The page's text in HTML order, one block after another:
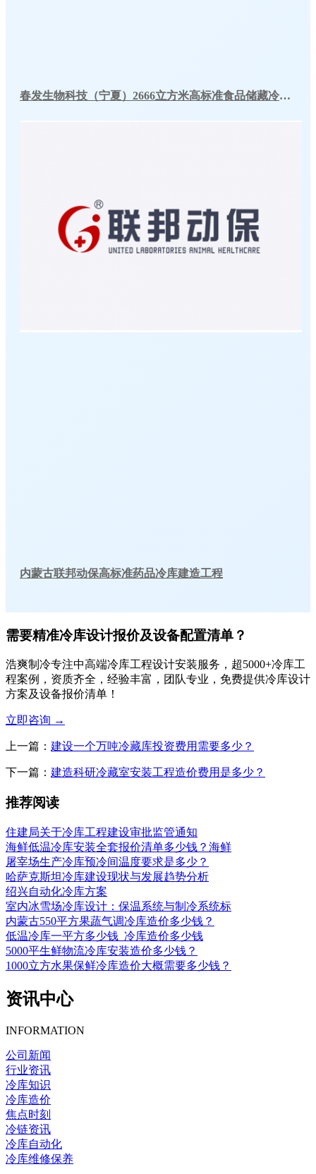
春发生物科技（宁夏）2666立方米高标准食品储藏冷库工程案例
内蒙古联邦动保高标准药品冷库建造工程
需要精准冷库设计报价及设备配置清单？
浩爽制冷专注中高端冷库工程设计安装服务，超5000+冷库工
程案例，资质齐全，经验丰富，团队专业，免费提供冷库设计
方案及设备报价清单！
立即咨询 →
上一篇： 建设一个万吨冷藏库投资费用需要多少？
下一篇： 建造科研冷藏室安装工程造价费用是多少？
推荐阅读
住建局关于冷库工程建设审批监管通知
海鲜低温冷库安装全套报价清单多少钱？海鲜
屠宰场生产冷库预冷间温度要求是多少？
哈萨克斯坦冷库建设现状与发展趋势分析
绍兴自动化冷库方案
室内冰雪场冷库设计：保温系统与制冷系统标
内蒙古550平方果蔬气调冷库造价多少钱？
低温冷库一平方多少钱_冷库造价多少钱
5000平生鲜物流冷库安装造价多少钱？
1000立方水果保鲜冷库造价大概需要多少钱？
资讯中心
INFORMATION
公司新闻
行业资讯
冷库知识
冷库造价
焦点时刻
冷链资讯
冷库自动化
冷库维修保养